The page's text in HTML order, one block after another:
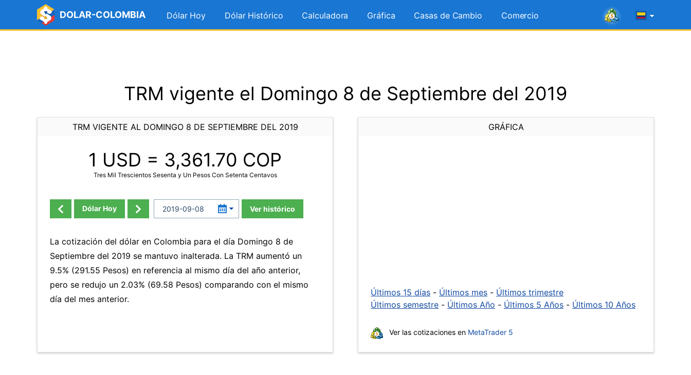
DOLAR-COLOMBIA Dólar Hoy Dólar Histórico Calculadora Gráfica Casas de Cambio Comercio
TRM vigente el Domingo 8 de Septiembre del 2019
TRM VIGENTE AL DOMINGO 8 DE SEPTIEMBRE DEL 2019
1 USD = 3,361.70 COP
Tres Mil Trescientos Sesenta y Un Pesos Con Setenta Centavos
Dólar Hoy Ver histórico
La cotización del dólar en Colombia para el día Domingo 8 de
Septiembre del 2019 se mantuvo inalterada. La TRM aumentó un
9.5% (291.55 Pesos) en referencia al mismo día del año anterior,
pero se redujo un 2.03% (69.58 Pesos) comparando con el mismo
día del mes anterior.
GRÁFICA
Últimos 15 días - Últimos mes - Últimos trimestre
Últimos semestre - Últimos Año - Últimos 5 Años - Últimos 10 Años
Ver las cotizaciones en MetaTrader 5